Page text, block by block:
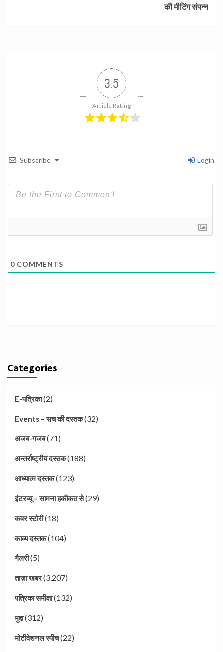
की मीटिंग संपन्न
3.5
Article Rating
Subscribe Login
0 COMMENTS
Categories
E-पत्रिका(2)
Events – सच की दस्तक(32)
अजब-गजब(71)
अन्तर्राष्ट्रीय दस्तक(188)
आध्यात्म दस्तक(123)
इंटरव्यू – सामना हकीकत से(29)
कवर स्टोरी(18)
काव्य दस्तक(104)
गैलरी(5)
ताज़ा खबर(3,207)
पत्रिका समीक्षा(132)
मुद्दा(312)
मोटीवेशनल स्पीच(22)